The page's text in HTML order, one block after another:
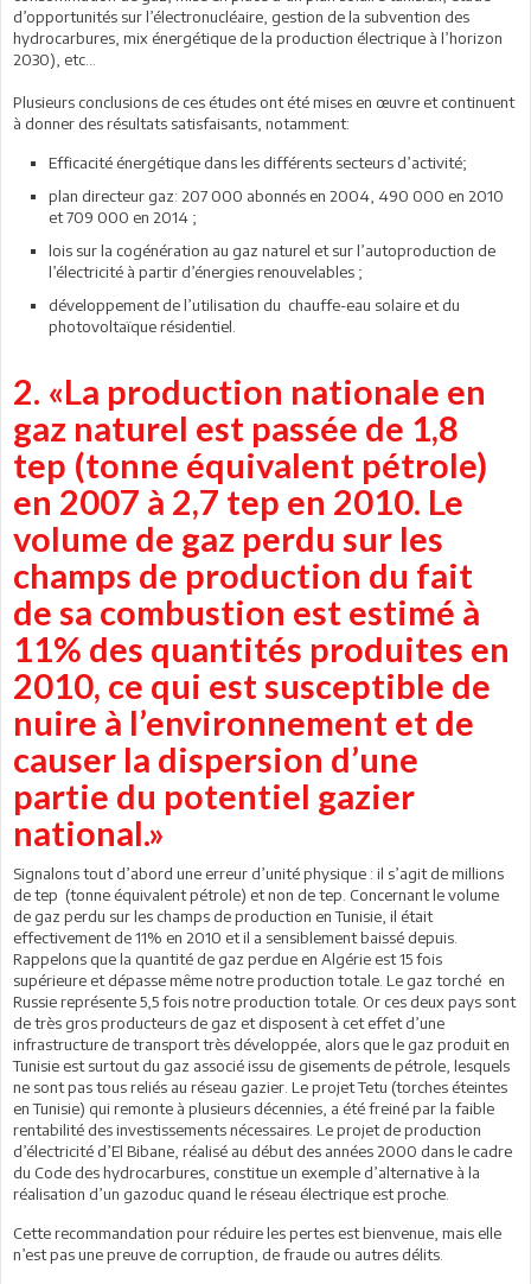
d’opportunités sur l’électronucléaire, gestion de la subvention des
hydrocarbures, mix énergétique de la production électrique à l’horizon
2030), etc...
Plusieurs conclusions de ces études ont été mises en œuvre et continuent
à donner des résultats satisfaisants, notamment:
Efficacité énergétique dans les différents secteurs d’activité;
plan directeur gaz: 207 000 abonnés en 2004, 490 000 en 2010
et 709 000 en 2014 ;
lois sur la cogénération au gaz naturel et sur l’autoproduction de
l’électricité à partir d’énergies renouvelables ;
développement de l’utilisation du chauffe-eau solaire et du
photovoltaïque résidentiel.
2. «La production nationale en
gaz naturel est passée de 1,8
tep (tonne équivalent pétrole)
en 2007 à 2,7 tep en 2010. Le
volume de gaz perdu sur les
champs de production du fait
de sa combustion est estimé à
11% des quantités produites en
2010, ce qui est susceptible de
nuire à l’environnement et de
causer la dispersion d’une
partie du potentiel gazier
national.»
Signalons tout d’abord une erreur d’unité physique : il s’agit de millions
de tep (tonne équivalent pétrole) et non de tep. Concernant le volume
de gaz perdu sur les champs de production en Tunisie, il était
effectivement de 11% en 2010 et il a sensiblement baissé depuis.
Rappelons que la quantité de gaz perdue en Algérie est 15 fois
supérieure et dépasse même notre production totale. Le gaz torché en
Russie représente 5,5 fois notre production totale. Or ces deux pays sont
de très gros producteurs de gaz et disposent à cet effet d’une
infrastructure de transport très développée, alors que le gaz produit en
Tunisie est surtout du gaz associé issu de gisements de pétrole, lesquels
ne sont pas tous reliés au réseau gazier. Le projet Tetu (torches éteintes
en Tunisie) qui remonte à plusieurs décennies, a été freiné par la faible
rentabilité des investissements nécessaires. Le projet de production
d’électricité d’El Bibane, réalisé au début des années 2000 dans le cadre
du Code des hydrocarbures, constitue un exemple d’alternative à la
réalisation d’un gazoduc quand le réseau électrique est proche.
Cette recommandation pour réduire les pertes est bienvenue, mais elle
n’est pas une preuve de corruption, de fraude ou autres délits.